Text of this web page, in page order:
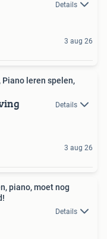
Details
3 aug 26
leren spelen,
Details
3 aug 26
piano, moet nog
Details